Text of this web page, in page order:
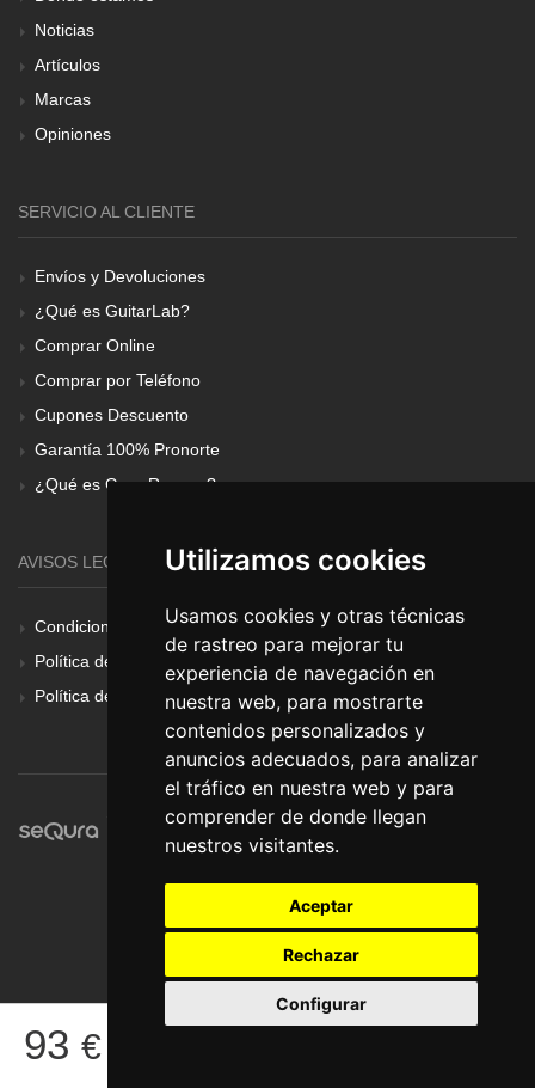
Utilizamos cookies
Usamos cookies y otras técnicas
de rastreo para mejorar tu
experiencia de navegación en
nuestra web, para mostrarte
contenidos personalizados y
anuncios adecuados, para analizar
el tráfico en nuestra web y para
comprender de donde llegan
nuestros visitantes.
Aceptar
Rechazar
Configurar
93 €
Noticias
Artículos
Marcas
Opiniones
SERVICIO AL CLIENTE
Envíos y Devoluciones
¿Qué es GuitarLab?
Comprar Online
Comprar por Teléfono
Cupones Descuento
Garantía 100% Pronorte
¿Qué es Gear Renove?
AVISOS LEGALES
Condiciones Generales
Política de Cookies
Política de Privacidad
© Pronorte Sonido SL. Todos los derechos reservados.